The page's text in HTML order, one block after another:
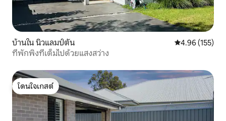
บ้านใน นิวแลมป์ตัน คะแนนเฉลี่ย
4.96 (155)
ที่พักพิงที่เต็มไปด้วยแสงสว่าง
โดนใจเกสต์
โดนใจเกสต์